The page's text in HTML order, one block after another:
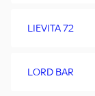
LIEVITA 72
LORD BAR